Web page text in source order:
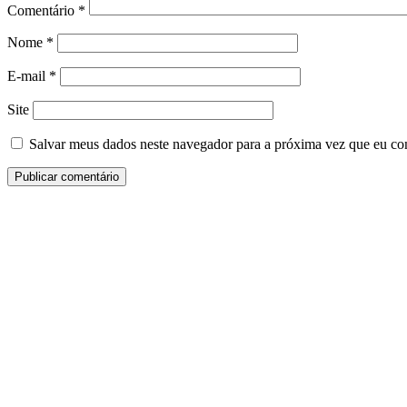
Comentário *
Nome *
E-mail *
Site
Salvar meus dados neste navegador para a próxima vez que eu